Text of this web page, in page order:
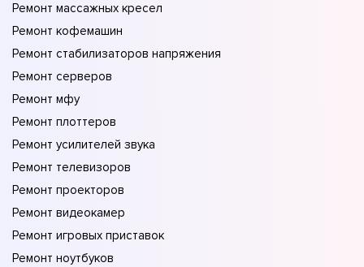
Ремонт массажных кресел
Ремонт кофемашин
Ремонт стабилизаторов напряжения
Ремонт серверов
Ремонт мфу
Ремонт плоттеров
Ремонт усилителей звука
Ремонт телевизоров
Ремонт проекторов
Ремонт видеокамер
Ремонт игровых приставок
Ремонт ноутбуков